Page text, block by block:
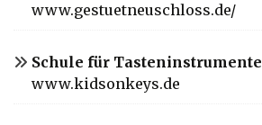
www.gestuetneuschloss.de/
Schule für Tasteninstrumente
www.kidsonkeys.de